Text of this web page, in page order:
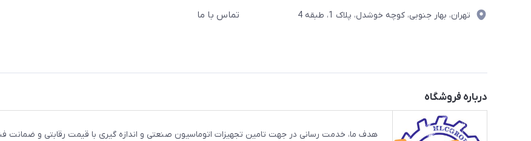
تهران، بهار جنوبی، کوچه خوشدل، پلاک 1، طبقه 4
تماس با ما
درباره فروشگاه
هدف ما، خدمت رسانی در جهت تامین تجهیزات اتوماسیون صنعتی و اندازه گیری با قیمت رقابتی و ضمانت